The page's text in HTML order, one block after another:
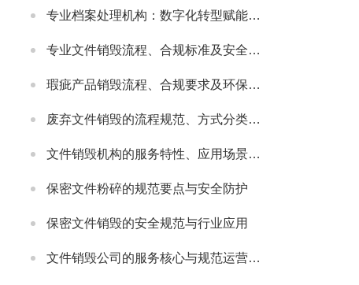
专业档案处理机构：数字化转型赋能，主流机构实力与行业发展解析
专业文件销毁流程、合规标准及安全防护指南
瑕疵产品销毁流程、合规要求及环保处理指南
废弃文件销毁的流程规范、方式分类及安全注意事项
文件销毁机构的服务特性、应用场景及选型要点解析
保密文件粉碎的规范要点与安全防护
保密文件销毁的安全规范与行业应用
文件销毁公司的服务核心与规范运营要点